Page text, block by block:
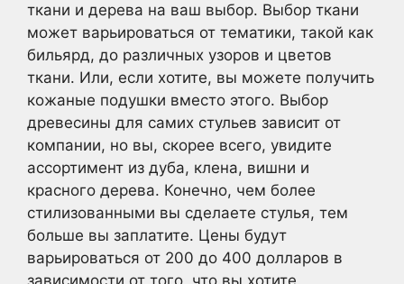
ткани и дерева на ваш выбор. Выбор ткани
может варьироваться от тематики, такой как
бильярд, до различных узоров и цветов
ткани. Или, если хотите, вы можете получить
кожаные подушки вместо этого. Выбор
древесины для самих стульев зависит от
компании, но вы, скорее всего, увидите
ассортимент из дуба, клена, вишни и
красного дерева. Конечно, чем более
стилизованными вы сделаете стулья, тем
больше вы заплатите. Цены будут
варьироваться от 200 до 400 долларов в